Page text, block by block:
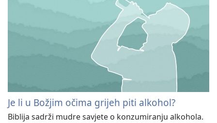
Je li u Božjim očima grijeh piti alkohol?
Biblija sadrži mudre savjete o konzumiranju alkohola.